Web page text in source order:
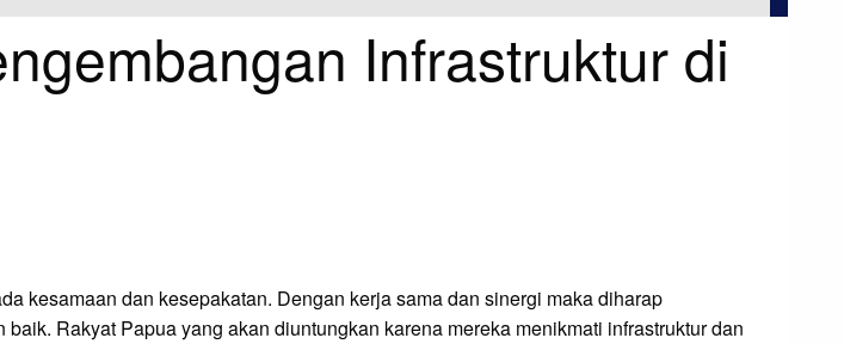
Infrastruktur di
kesamaan dan kesepakatan. Dengan kerja sama dan sinergi maka diharap
Rakyat Papua yang akan diuntungkan karena mereka menikmati infrastruktur dan